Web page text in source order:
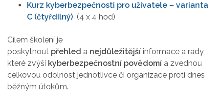
Kurz kyberbezpečnosti pro uživatele – varianta
C (čtyřdílný) (4 x 4 hod)
Cílem školení je
poskytnout přehled a nejdůležitější informace a rady,
které zvýší kyberbezpečnostní povědomí a zvednou
celkovou odolnost jednotlivce či organizace proti dnes
běžným útokům.